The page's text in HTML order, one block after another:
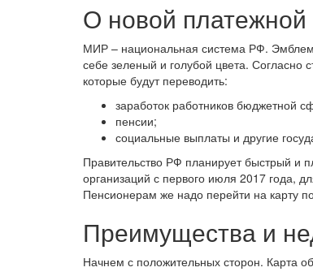
О новой
МИР – национальная система РФ.
себе зеленый и голубой цвета. Согласно
которые будут переводить:
заработок работников бюджетной
пенсии;
социальные выплаты и другие
Правительство РФ планирует быстрый и
организаций с первого июля 2017 года,
Пенсионерам же надо перейти на карту
Преимущества и
Начнем с положительных сторон. Карта